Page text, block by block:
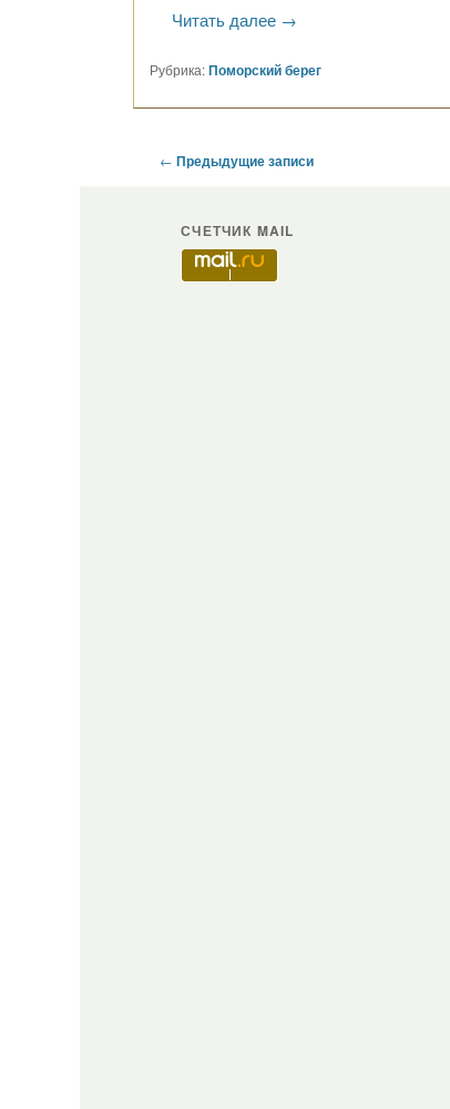
Читать далее →
Рубрика:Поморский берег
Навигация
← Предыдущие записи
СЧЕТЧИК MAIL